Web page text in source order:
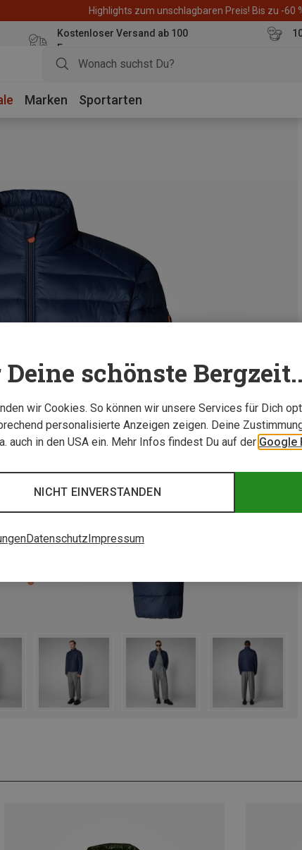
Highlights zum unschlagbaren Preis! Bis zu -60
Kostenloser Versand ab 100
Euro
Marken Sportarten
schönste
wir Cookies. So können wir unsere Services für Dich
personalisierte Anzeigen zeigen. Deine
auch in den USA ein. Mehr Infos findest Du auf der Google
NICHT EINVERSTANDEN
Datenschutz Impressum